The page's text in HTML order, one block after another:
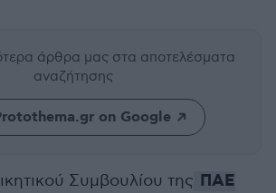
άρθρα μας στα αποτελέσματα
αναζήτησης
on Google
Συμβουλίου της ΠΑΕ